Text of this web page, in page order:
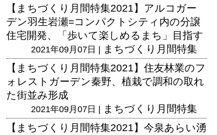
【まちづくり月間特集2021】アルコガー
デン羽生岩瀬=コンパクトシティ内の分譲
住宅開発、「歩いて楽しめるまち」目指す
2021年09月07日 |
まちづくり月間特集
【まちづくり月間特集2021】住友林業のフ
ォレストガーデン秦野、植栽で調和の取れ
た街並み形成
2021年09月07日 |
まちづくり月間特集
【まちづくり月間特集2021】今泉あらい湧